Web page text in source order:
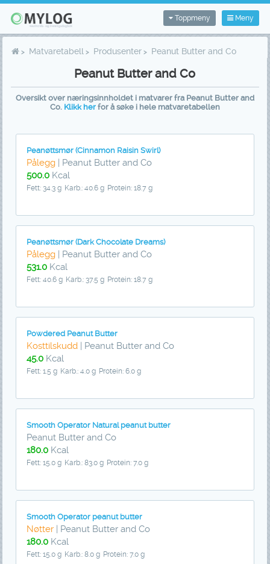
Meny
Toppmeny
Matvaretabell Produsenter Peanut Butter and Co
Peanut Butter and Co
Oversikt over næringsinnholdet i matvarer fra Peanut Butter and
Co. Klikk herfor å søke i hele matvaretabellen
Peanøttsmør (Cinnamon Raisin Swirl)
Pålegg | Peanut Butter and Co
500.0 Kcal
Fett: 34.3 g Karb.: 40.6 g Protein: 18.7 g
Peanøttsmør (Dark Chocolate Dreams)
Pålegg | Peanut Butter and Co
531.0 Kcal
Fett: 40.6 g Karb.: 37.5 g Protein: 18.7 g
Powdered Peanut Butter
Kosttilskudd | Peanut Butter and Co
45.0 Kcal
Fett: 1.5 g Karb.: 4.0 g Protein: 6.0 g
Smooth Operator Natural peanut butter
Peanut Butter and Co
180.0 Kcal
Fett: 15.0 g Karb.: 83.0 g Protein: 7.0 g
Smooth Operator peanut butter
Nøtter | Peanut Butter and Co
180.0 Kcal
Fett: 15.0 g Karb.: 8.0 g Protein: 7.0 g